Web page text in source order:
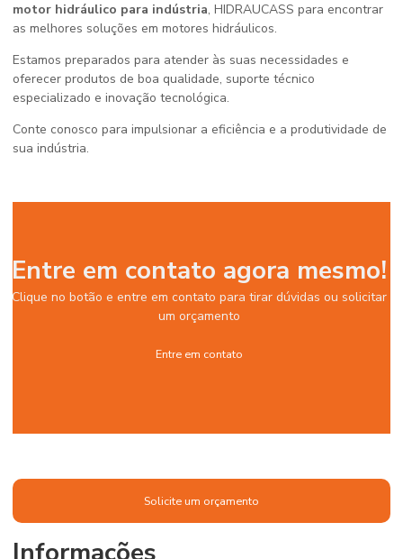
motor hidráulico para indústria, HIDRAUCASS para encontrar
as melhores soluções em motores hidráulicos.
Estamos preparados para atender às suas necessidades e
oferecer produtos de boa qualidade, suporte técnico
especializado e inovação tecnológica.
Conte conosco para impulsionar a eficiência e a produtividade de
sua indústria.
Entre em contato agora mesmo!
Clique no botão e entre em contato para tirar dúvidas ou solicitar
um orçamento
Entre em contato
Solicite um orçamento